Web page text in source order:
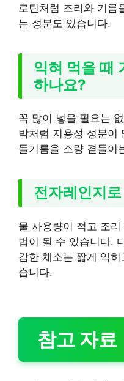
로틴처럼 조리와 기름
는 성분도 있습니다.
익혀 먹을 때
하나요?
꼭 많이 넣을 필요는
박처럼 지용성 성분이
들기름을 소량 곁들이
전자레인지
물 사용량이 적고 조
법이 될 수 있습니다.
감한 채소는 짧게 익
습니다.
참고 자료